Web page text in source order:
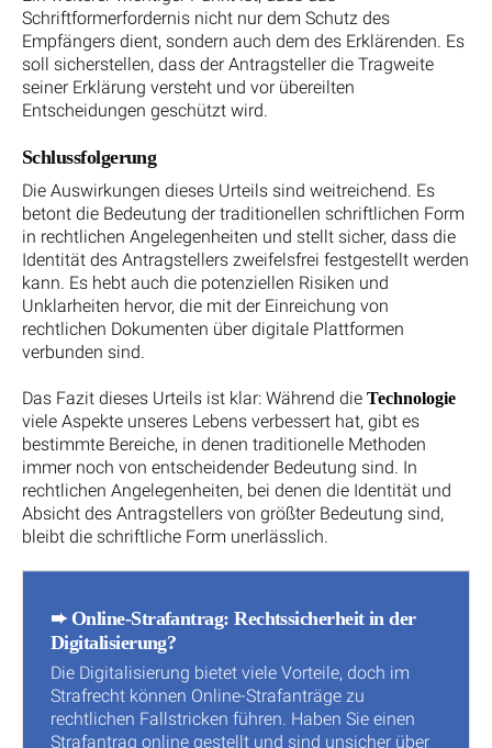
Schriftformerfordernis nicht nur dem Schutz des
Empfängers dient, sondern auch dem des Erklärenden. Es
soll sicherstellen, dass der Antragsteller die Tragweite
seiner Erklärung versteht und vor übereilten
Entscheidungen geschützt wird.
Schlussfolgerung
Die Auswirkungen dieses Urteils sind weitreichend. Es
betont die Bedeutung der traditionellen schriftlichen Form
in rechtlichen Angelegenheiten und stellt sicher, dass die
Identität des Antragstellers zweifelsfrei festgestellt werden
kann. Es hebt auch die potenziellen Risiken und
Unklarheiten hervor, die mit der Einreichung von
rechtlichen Dokumenten über digitale Plattformen
verbunden sind.
Das Fazit dieses Urteils ist klar: Während die Technologie
viele Aspekte unseres Lebens verbessert hat, gibt es
bestimmte Bereiche, in denen traditionelle Methoden
immer noch von entscheidender Bedeutung sind. In
rechtlichen Angelegenheiten, bei denen die Identität und
Absicht des Antragstellers von größter Bedeutung sind,
bleibt die schriftliche Form unerlässlich.
➨ Online-Strafantrag: Rechtssicherheit in der
Digitalisierung?
Die Digitalisierung bietet viele Vorteile, doch im
Strafrecht können Online-Strafanträge zu
rechtlichen Fallstricken führen. Haben Sie einen
Strafantrag online gestellt und sind unsicher über